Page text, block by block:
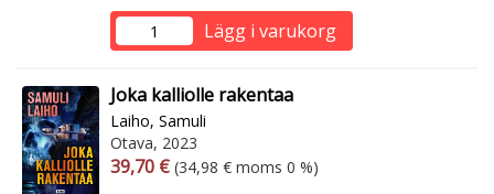
Lägg i varukorg
Joka kalliolle rakentaa
Laiho, Samuli
Otava, 2023
Arvonlisäverollinen hinta
39,70 € Arvonlisäveroton hinta
(34,98 € moms 0 %)